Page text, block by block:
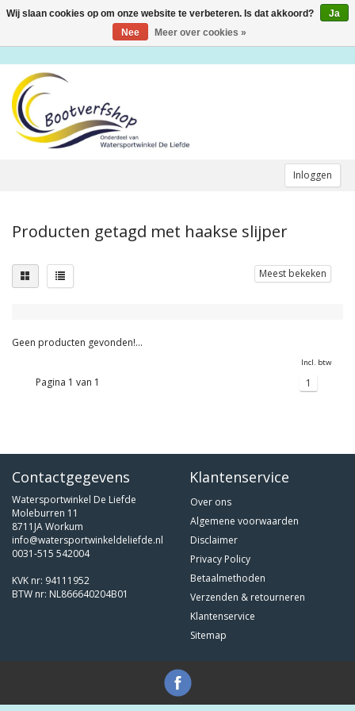
Inloggen
Toggle
Producten getagd met haakse slijper
Meest bekeken
Geen producten gevonden!...
Incl. btw
Pagina 1 van 1 1
Contactgegevens
Watersportwinkel De Liefde
Moleburren 11
8711JA Workum
info@watersportwinkeldeliefde.nl
0031-515 542004
KVK nr: 94111952
BTW nr: NL866640204B01
Klantenservice
Over ons
Algemene voorwaarden
Disclaimer
Privacy Policy
Betaalmethoden
Verzenden & retourneren
Klantenservice
Sitemap
Wij slaan cookies op om onze website te verbeteren. Is dat akkoord?
Ja
Nee
Meer over cookies »